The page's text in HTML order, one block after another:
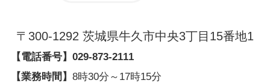
〒300-1292 茨城県牛久市中央3丁目15番地1
【電話番号】 029-873-2111
【業務時間】 8時30分～17時15分